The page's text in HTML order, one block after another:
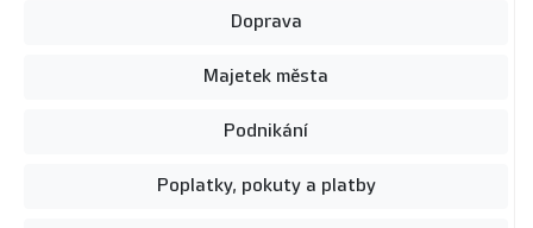
Doprava
Majetek města
Podnikání
Poplatky, pokuty a platby